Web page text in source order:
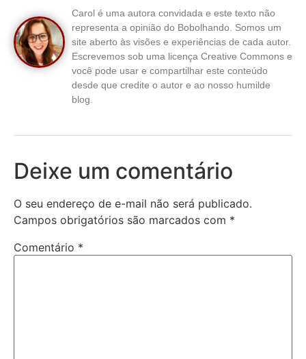
Carol é uma autora convidada e este texto não
representa a opinião do Bobolhando. Somos um
site aberto às visões e experiências de cada autor.
Escrevemos sob uma licença Creative Commons e
você pode usar e compartilhar este conteúdo
desde que credite o autor e ao nosso humilde
blog.
Deixe um comentário
O seu endereço de e-mail não será publicado.
Campos obrigatórios são marcados com *
Comentário *